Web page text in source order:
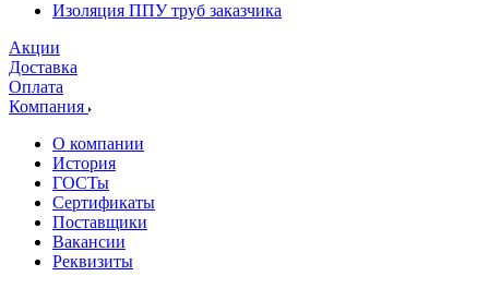
Изоляция ППУ труб заказчика
Акции
Доставка
Оплата
Компания
О компании
История
ГОСТы
Сертификаты
Поставщики
Вакансии
Реквизиты